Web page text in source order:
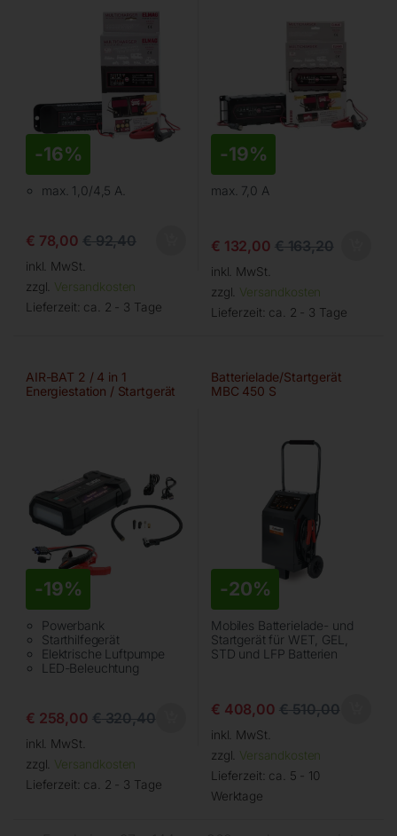
-16%
max. 1,0/4,5 A.
€ 78,00 €92,40
inkl. MwSt.
zzgl. Versandkosten
Lieferzeit: ca. 2 - 3 Tage
-19%
max. 7,0 A
€ 132,00 €163,20
inkl. MwSt.
zzgl. Versandkosten
Lieferzeit: ca. 2 - 3 Tage
AIR-BAT 2 / 4 in 1
Energiestation / Startgerät
-19%
Powerbank
Starthilfegerät
Elektrische Luftpumpe
LED-Beleuchtung
€ 258,00 €320,40
inkl. MwSt.
zzgl. Versandkosten
Lieferzeit: ca. 2 - 3 Tage
Batterielade/Startgerät
MBC 450 S
-20%
Mobiles Batterielade- und
Startgerät für WET, GEL,
STD und LFP Batterien
€ 408,00 €510,00
inkl. MwSt.
zzgl. Versandkosten
Lieferzeit: ca. 5 - 10
Werktage